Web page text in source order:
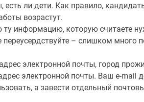
ли дети. Как правило,
возрастут.
информацию, которую считаете
– слишком много
электронной почты, город
электронной почты. Ваш e-mail
а завести отдельный